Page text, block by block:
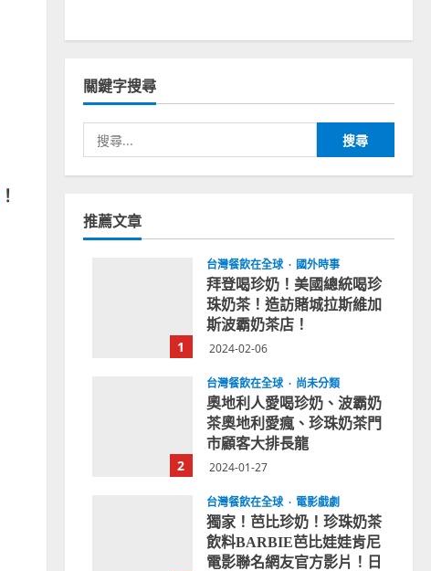
！
關鍵字搜尋
尋
關
字:
推薦文章
1
台灣餐飲在全球
國外時事
拜登喝珍奶！美國總統喝珍
珠奶茶！造訪賭城拉斯維加
斯波霸奶茶店！
2024-02-06
2
台灣餐飲在全球
尚未分類
奧地利人愛喝珍奶、波霸奶
茶奧地利愛瘋、珍珠奶茶門
市顧客大排長龍
2024-01-27
台灣餐飲在全球
電影戲劇
獨家！芭比珍奶！珍珠奶茶
飲料BARBIE芭比娃娃肯尼
電影聯名網友官方影片！日